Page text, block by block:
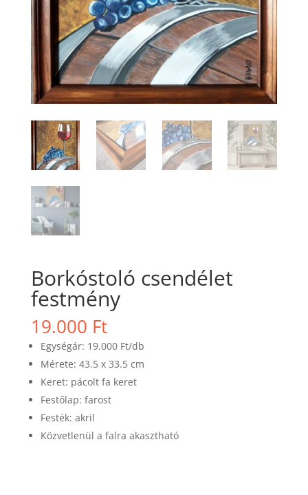
Borkóstoló csendélet
festmény
19.000 Ft
Egységár: 19.000 Ft/db
Mérete: 43.5 x 33.5 cm
Keret: pácolt fa keret
Festőlap: farost
Festék: akril
Közvetlenül a falra akasztható